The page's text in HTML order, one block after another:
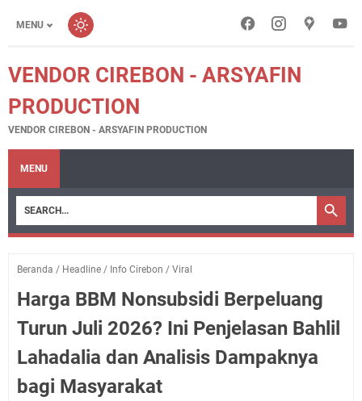
MENU
VENDOR CIREBON - ARSYAFIN
PRODUCTION
VENDOR CIREBON - ARSYAFIN PRODUCTION
MENU
Beranda / Headline / Info Cirebon / Viral
Harga BBM Nonsubsidi Berpeluang
Turun Juli 2026? Ini Penjelasan Bahlil
Lahadalia dan Analisis Dampaknya
bagi Masyarakat